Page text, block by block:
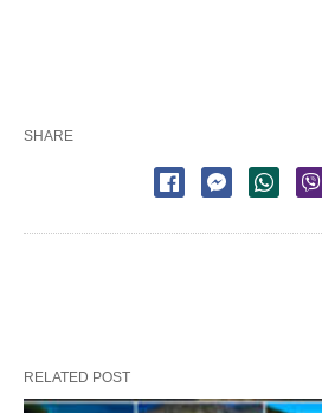
SHARE
RELATED POST